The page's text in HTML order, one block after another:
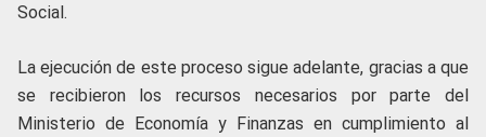
Social.
La ejecución de este proceso sigue adelante, gracias a que
se recibieron los recursos necesarios por parte del
Ministerio de Economía y Finanzas en cumplimiento al